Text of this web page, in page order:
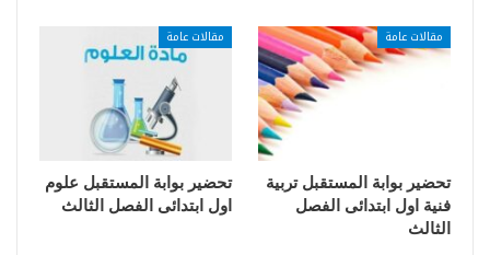
مقالات عامة
تحضير بوابة المستقبل تربية
فنية اول ابتدائى الفصل
الثالث
مقالات عامة
تحضير بوابة المستقبل علوم
اول ابتدائى الفصل الثالث